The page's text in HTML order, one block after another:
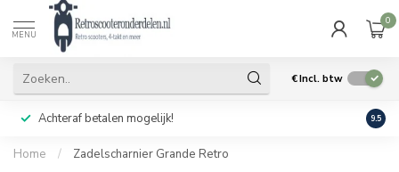
MENU
0
€Incl. btw
Achteraf betalen mogelijk! Geen
9.5
Home / Zadelscharnier Grande Retro